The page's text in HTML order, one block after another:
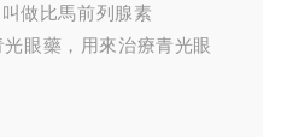
做比馬前列腺素
光眼藥，用來治療青光眼